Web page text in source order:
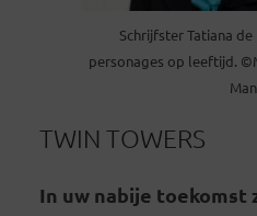
Schrijfster Tatiana
personages op leeftijd.
TWIN TOWERS
In uw nabije toekomst